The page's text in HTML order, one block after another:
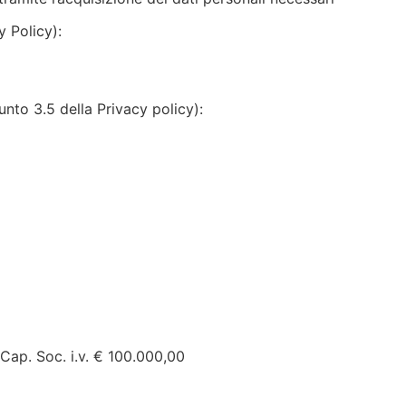
Policy):
3.5 della Privacy policy):
Soc. i.v. € 100.000,00